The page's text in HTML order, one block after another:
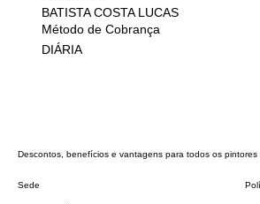
BATISTA COSTA LUCAS
Método de Cobrança
DIÁRIA
Descontos, benefícios e vantagens para todos os pintores
Sede